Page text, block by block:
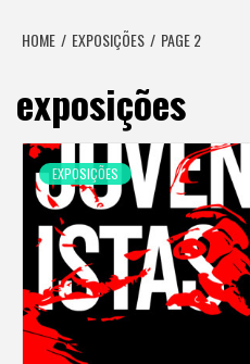
HOME EXPOSIÇÕES PAGE 2
exposições
EXPOSIÇÕES